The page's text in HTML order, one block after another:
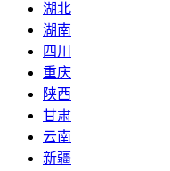
湖北
湖南
四川
重庆
陕西
甘肃
云南
新疆